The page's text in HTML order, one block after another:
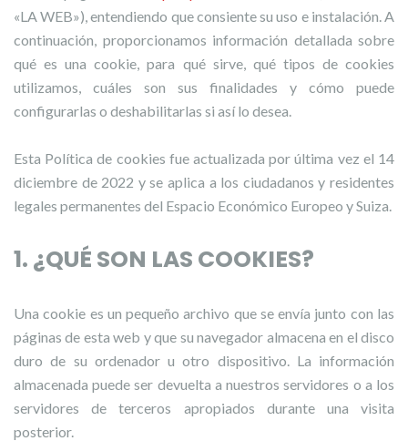
«LA WEB»), entendiendo que consiente su uso e instalación. A
continuación, proporcionamos información detallada sobre
qué es una cookie, para qué sirve, qué tipos de cookies
utilizamos, cuáles son sus finalidades y cómo puede
configurarlas o deshabilitarlas si así lo desea.
Esta Política de cookies fue actualizada por última vez el 14
diciembre de 2022 y se aplica a los ciudadanos y residentes
legales permanentes del Espacio Económico Europeo y Suiza.
1. ¿QUÉ SON LAS COOKIES?
Una cookie es un pequeño archivo que se envía junto con las
páginas de esta web y que su navegador almacena en el disco
duro de su ordenador u otro dispositivo. La información
almacenada puede ser devuelta a nuestros servidores o a los
servidores de terceros apropiados durante una visita
posterior.